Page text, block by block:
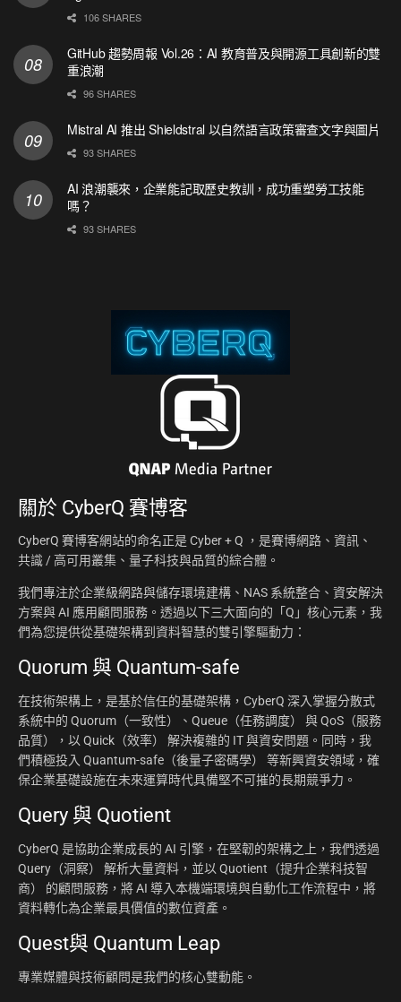
106 SHARES
GitHub 趨勢周報 Vol.26：AI 教育普及與開源工具創新的雙
重浪潮
96 SHARES
Mistral AI 推出 Shieldstral 以自然語言政策審查文字與圖片
93 SHARES
AI 浪潮襲來，企業能記取歷史教訓，成功重塑勞工技能
嗎？
93 SHARES
關於 CyberQ 賽博客
CyberQ 賽博客網站的命名正是 Cyber + Q ，是賽博網路、資訊、
共識 / 高可用叢集、量子科技與品質的綜合體。
我們專注於企業級網路與儲存環境建構、NAS 系統整合、資安解決
方案與 AI 應用顧問服務。透過以下三大面向的「Q」核心元素，我
們為您提供從基礎架構到資料智慧的雙引擎驅動力：
Quorum 與 Quantum-safe
在技術架構上，是基於信任的基礎架構，CyberQ 深入掌握分散式
系統中的 Quorum（一致性）、Queue（任務調度） 與 QoS（服務
品質），以 Quick（效率） 解決複雜的 IT 與資安問題。同時，我
們積極投入 Quantum-safe（後量子密碼學） 等新興資安領域，確
保企業基礎設施在未來運算時代具備堅不可摧的長期競爭力。
Query 與 Quotient
CyberQ 是協助企業成長的 AI 引擎，在堅韌的架構之上，我們透過
Query（洞察） 解析大量資料，並以 Quotient（提升企業科技智
商） 的顧問服務，將 AI 導入本機端環境與自動化工作流程中，將
資料轉化為企業最具價值的數位資產。
Quest與 Quantum Leap
專業媒體與技術顧問是我們的核心雙動能。